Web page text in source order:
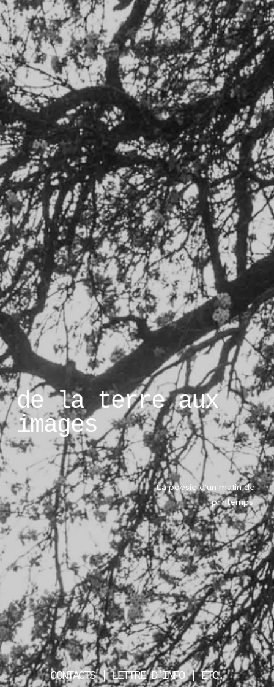
de la terre aux
images
La poésie d'un matin de
printemps.
CONTACTS | LETTRE D'INFO | ETC.